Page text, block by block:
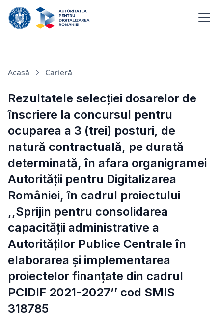
Acasă Carieră
Rezultatele selecției dosarelor de
înscriere la concursul pentru
ocuparea a 3 (trei) posturi, de
natură contractuală, pe durată
determinată, în afara organigramei
Autorității pentru Digitalizarea
României, în cadrul proiectului
,,Sprijin pentru consolidarea
capacității administrative a
Autorităților Publice Centrale în
elaborarea și implementarea
proiectelor finanțate din cadrul
PCIDIF 2021-2027’’ cod SMIS
318785